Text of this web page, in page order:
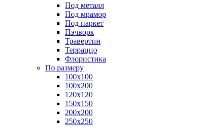
Под металл
Под мрамор
Под паркет
Пэчворк
Травертин
Терраццо
Флористика
По размеру
100х100
100х200
120х120
150х150
200х200
250х250